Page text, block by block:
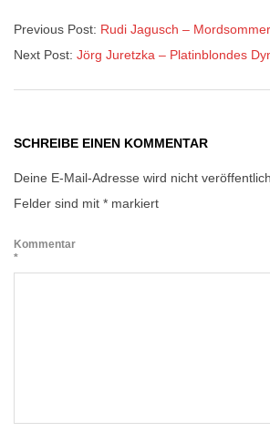
Previous Post: Rudi Jagusch – Mordsommer
Next Post: Jörg Juretzka – Platinblondes
SCHREIBE EINEN KOMMENTAR
Deine E-Mail-Adresse wird nicht
Felder sind mit * markiert
Kommentar
*